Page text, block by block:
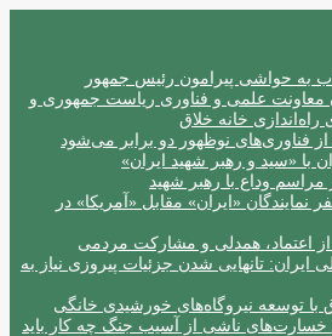
به حواشی پیرامون رئیس جمهور
معاونت علمی و فناوری ریاست جمهوری و
خانه خلاق
فناوری‌های نوظهور دو برابر می‌شود
با «سید و رهبر شهید ایران»
مراسم وداع با رهبر شهید
قاطع ۱۰ بر صفر نمایندگان «ایران» مقابل «آمریکا» در
از اعتماد، همدلی و مشارکت مردمی
ایران: تانهایی شدن جزئیات پیروزی نیاز به
با توسعه نیروگاه‌های خورشیدی خانگی
خسارت‌های ناشی از آسیب جنگ چه کار باید